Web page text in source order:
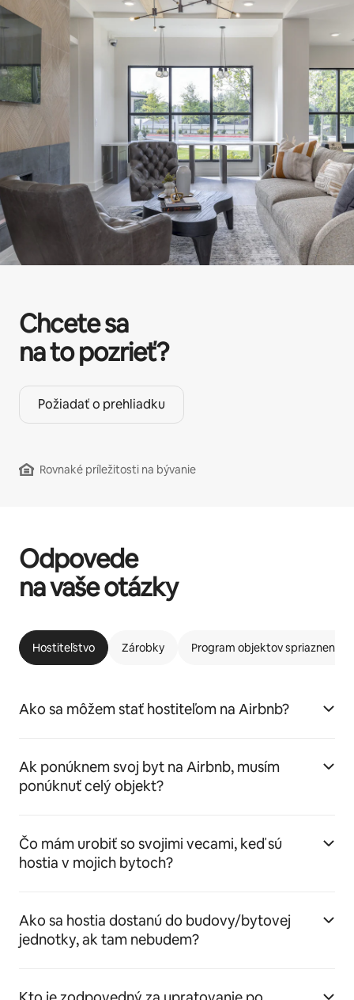
Chcete sa
na to pozrieť?
Požiadať o prehliadku
Rovnaké príležitosti na bývanie
Odpovede
na vaše otázky
Hostiteľstvo Zárobky Program objektov
Ako sa môžem stať hostiteľom na Airbnb?
Ak ponúknem svoj byt na Airbnb, musím
ponúknuť celý objekt?
Čo mám urobiť so svojimi vecami, keď sú
hostia v mojich bytoch?
Ako sa hostia dostanú do budovy/bytovej
jednotky, ak tam nebudem?